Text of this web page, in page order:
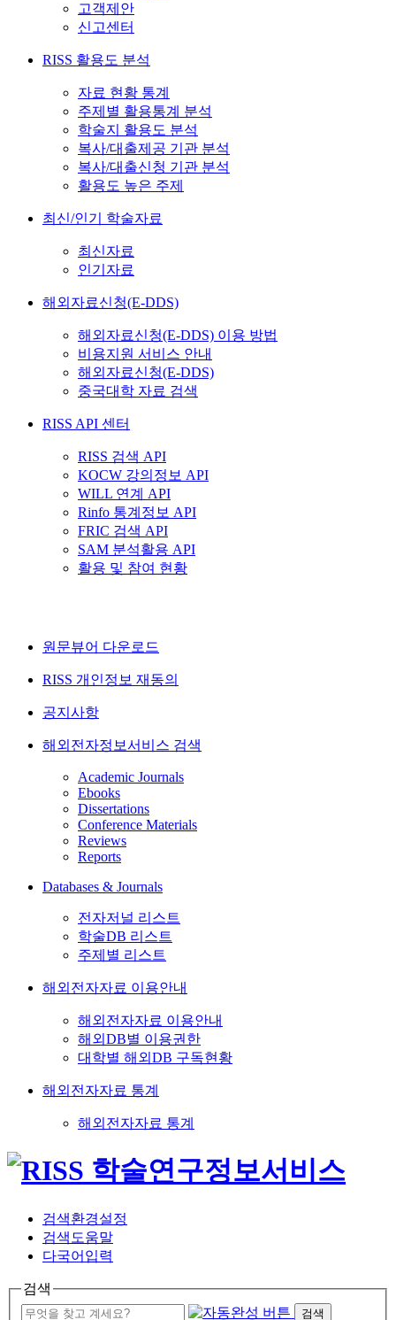
고객제안
신고센터
RISS 활용도 분석
자료 현황 통계
주제별 활용통계 분석
학술지 활용도 분석
복사/대출제공 기관 분석
복사/대출신청 기관 분석
활용도 높은 주제
최신/인기 학술자료
최신자료
인기자료
해외자료신청(E-DDS)
해외자료신청(E-DDS) 이용 방법
비용지원 서비스 안내
해외자료신청(E-DDS)
중국대학 자료 검색
RISS API 센터
RISS 검색 API
KOCW 강의정보 API
WILL 연계 API
Rinfo 통계정보 API
FRIC 검색 API
SAM 분석활용 API
활용 및 참여 현황
원문뷰어 다운로드
RISS 개인정보 재동의
공지사항
해외전자정보서비스 검색
Academic Journals
Ebooks
Dissertations
Conference Materials
Reviews
Reports
Databases & Journals
전자저널 리스트
학술DB 리스트
주제별 리스트
해외전자자료 이용안내
해외전자자료 이용안내
해외DB별 이용권한
대학별 해외DB 구독현황
해외전자자료 통계
해외전자자료 통계
검색환경설정
검색도움말
다국어입력
검색
검색